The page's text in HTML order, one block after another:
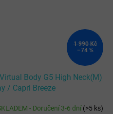
1 990 Kč
–74 %
Body G5 High Neck(M)
/ Capri Breeze
- Doručení 3-6 dní(>5 ks)